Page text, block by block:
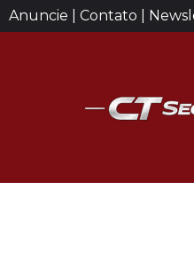
Anuncie | Contato |